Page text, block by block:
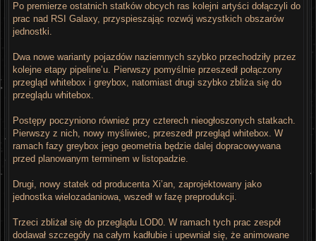
Po premierze ostatnich statków obcych ras kolejni artyści dołączyli do
prac nad RSI Galaxy, przyspieszając rozwój wszystkich obszarów
jednostki.
Dwa nowe warianty pojazdów naziemnych szybko przechodziły przez
kolejne etapy pipeline’u. Pierwszy pomyślnie przeszedł połączony
przegląd whitebox i greybox, natomiast drugi szybko zbliża się do
przeglądu whitebox.
Postępy poczyniono również przy czterech nieogłoszonych statkach.
Pierwszy z nich, nowy myśliwiec, przeszedł przegląd whitebox. W
ramach fazy greybox jego geometria będzie dalej dopracowywana
przed planowanym terminem w listopadzie.
Drugi, nowy statek od producenta Xi’an, zaprojektowany jako
jednostka wielozadaniowa, wszedł w fazę preprodukcji.
Trzeci zbliżał się do przeglądu LOD0. W ramach tych prac zespół
dodawał szczegóły na całym kadłubie i upewniał się, że animowane